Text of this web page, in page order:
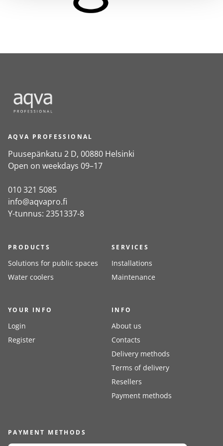
AQVA PROFESSIONAL
Puusepänkatu 2 D, 00880 Helsinki
Open on weekdays 09–17
010 321 5085
info@aqvapro.fi
Y-tunnus: 2351337-8
PRODUCTS
Solutions for public spaces
Water coolers
SERVICES
Installations
Maintenance
YOUR INFO
Login
Register
INFO
About us
Contacts
Delivery methods
Terms of delivery
Resellers
Payment methods
PAYMENT METHODS